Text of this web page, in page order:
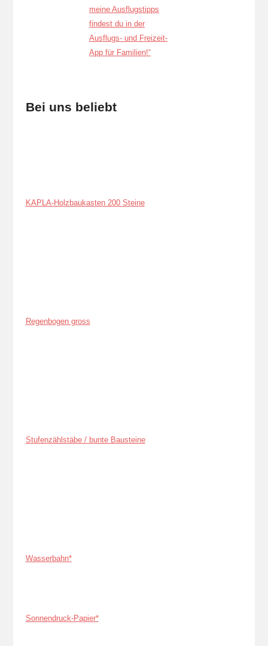
Bei uns beliebt
KAPLA-Holzbaukasten 200 Steine
Regenbogen gross
Stufenzählstäbe / bunte Bausteine
Wasserbahn*
Sonnendruck-Papier*